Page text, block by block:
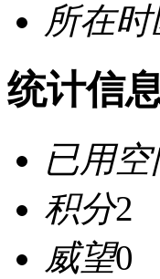
所在时
统计信
已用空
积分2
威望0